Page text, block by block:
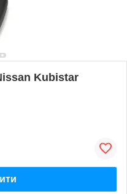
Kubistar